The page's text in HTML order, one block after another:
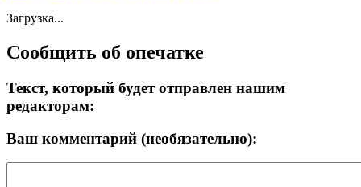
Загрузка...
Сообщить об опечатке
Текст, который будет отправлен нашим
редакторам:
Ваш комментарий (необязательно):